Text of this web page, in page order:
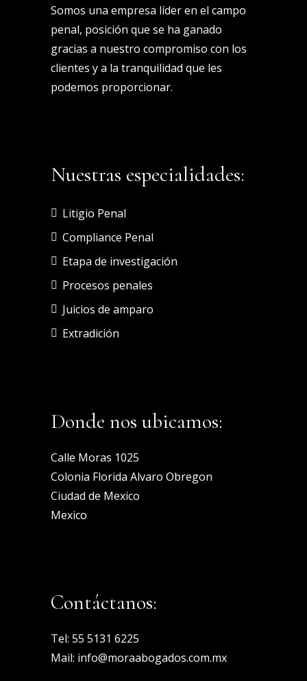
Somos una empresa líder en el campo
penal, posición que se ha ganado
gracias a nuestro compromiso con los
clientes y a la tranquilidad que les
podemos proporcionar.
Nuestras especialidades:
Litigio Penal
Compliance Penal
Etapa de investigación
Procesos penales
Juicios de amparo
Extradición
Donde nos ubicamos:
Calle Moras 1025
Colonia Florida Alvaro Obregon
Ciudad de Mexico
Mexico
Contáctanos:
Tel: 55 5131 6225
Mail: info@moraabogados.com.mx